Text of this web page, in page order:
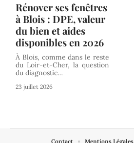
Rénover ses fenêtres
à Blois : DPE, valeur
du bien et aides
disponibles en 2026
À Blois, comme dans le reste
du Loir-et-Cher, la question
du diagnostic…
23 juillet 2026
Contact Mentions Légales